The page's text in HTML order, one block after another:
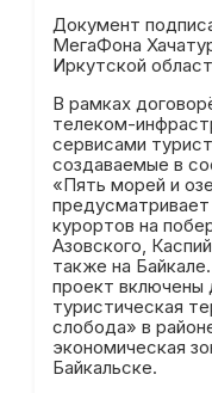
Документ
МегаФона
Иркутской
В рамках
телеком-
сервисами
создаваемые в
«Пять морей и
курортов на
Азовского,
также на
проект
туристическая
слобода» в
экономическая
Байкальске.